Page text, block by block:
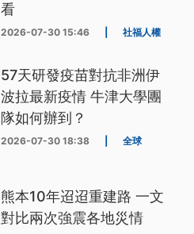
看
2026-07-30 15:46 社福人權
57天研發疫苗對抗非洲伊
波拉最新疫情 牛津大學團
隊如何辦到？
2026-07-30 18:38 全球
熊本10年迢迢重建路 一文
對比兩次強震各地災情